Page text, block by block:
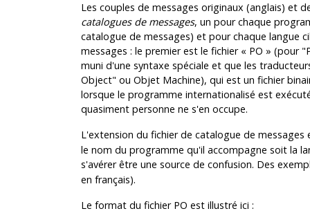
Les couples de messages originaux (anglais) et
catalogues de messages, un pour chaque
catalogue de messages) et pour chaque langue
messages : le premier est le fichier « PO » (pour
muni d'une syntaxe spéciale et que les
Object" ou Objet Machine), qui est un fichier
lorsque le programme internationalisé est
quasiment personne ne s'en occupe.
L'extension du fichier de catalogue de
le nom du programme qu'il accompagne soit la
s'avérer être une source de confusion. Des
en français).
Le format du fichier PO est illustré ici :